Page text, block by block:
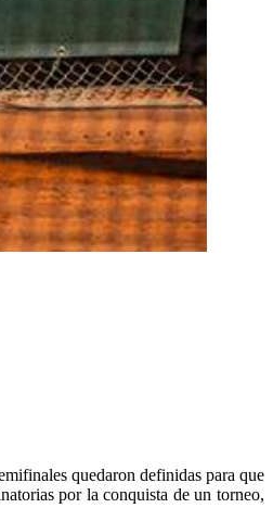
quedaron definidas para que
por la conquista de un torneo,